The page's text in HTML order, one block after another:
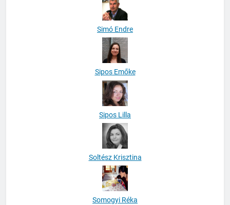
Simó Endre
Sipos Emőke
Sipos Lilla
Soltész Krisztina
Somogyi Réka